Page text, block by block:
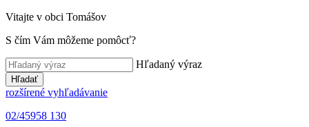
Vitajte v obci Tomášov
S čím Vám môžeme pomôcť?
Hľadaný výraz
Hľadať
rozšírené vyhľadávanie
02/45958 130